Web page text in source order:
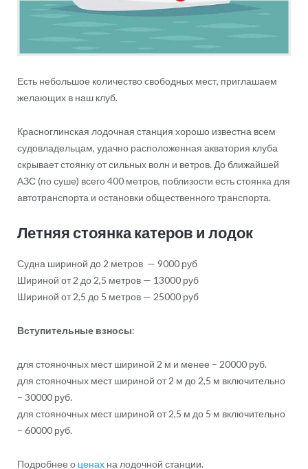
Есть небольшое количество свободных мест, приглашаем
желающих в наш клуб.
Красноглинская лодочная станция хорошо известна всем
судовладельцам, удачно расположенная акватория клуба
скрывает стоянку от сильных волн и ветров. До ближайшей
АЗС (по суше) всего 400 метров, поблизости есть стоянка для
автотранспорта и остановки общественного транспорта.
Летняя стоянка катеров и лодок
Судна шириной до 2 метров — 9000 руб
Шириной от 2 до 2,5 метров — 13000 руб
Шириной от 2,5 до 5 метров — 25000 руб
Вступительные взносы:
для стояночных мест шириной 2 м и менее – 20000 руб.
для стояночных мест шириной от 2 м до 2,5 м включительно
– 30000 руб.
для стояночных мест шириной от 2,5 м до 5 м включительно
– 60000 руб.
Подробнее о ценахна лодочной станции.